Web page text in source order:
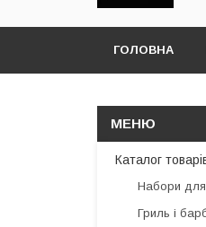
ГОЛОВНА
Каталог
Набори для
Гриль і